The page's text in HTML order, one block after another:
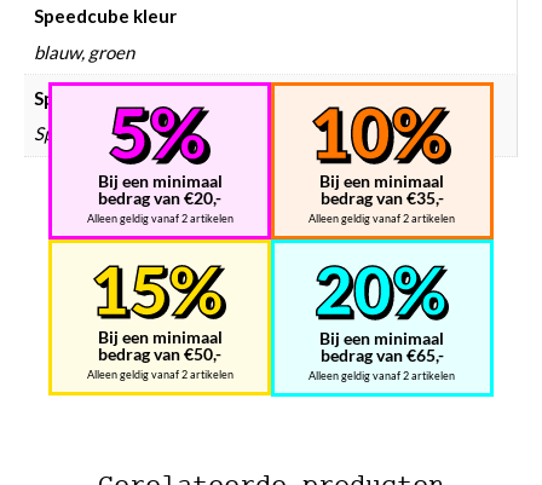
Speedcube kleur
blauw, groen
Speedcube prijsklasse
Speedcube € 0 – € 10
Bij een minimaal
bedrag van €20,-
Alleen geldig vanaf 2 artikelen
Bij een minimaal
bedrag van €35,-
Alleen geldig vanaf 2 artikelen
Bij een minimaal
bedrag van €50,-
Alleen geldig vanaf 2 artikelen
Bij een minimaal
bedrag van €65,-
Alleen geldig vanaf 2 artikelen